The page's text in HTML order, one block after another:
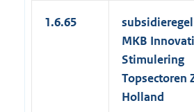
1.6.65
MKB
Stimulering
Topsectoren
Holland